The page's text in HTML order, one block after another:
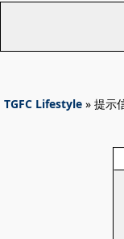
TGFC Lifestyle » 提示